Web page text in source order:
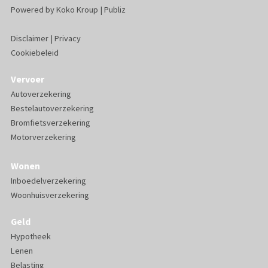
Powered byKoko Kroup | Publiz
Disclaimer| Privacy
Cookiebeleid
Vervoer
Autoverzekering
Bestelautoverzekering
Bromfietsverzekering
Motorverzekering
Wonen
Inboedelverzekering
Woonhuisverzekering
Geld
Hypotheek
Lenen
Belasting